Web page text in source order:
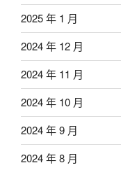
2025 年 1 月
2024 年 12 月
2024 年 11 月
2024 年 10 月
2024 年 9 月
2024 年 8 月